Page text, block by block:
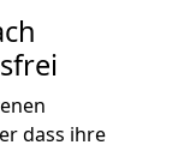
dass ihre